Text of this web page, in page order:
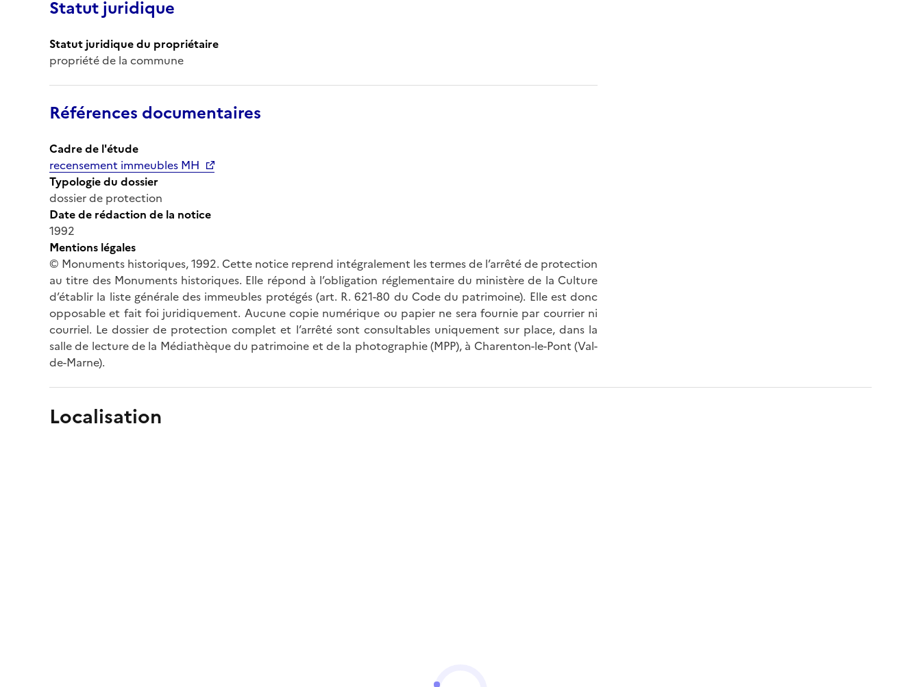
Statut juridique
Statut juridique du propriétaire
propriété de la commune
Références documentaires
Cadre de l'étude
recensement immeubles MH
Typologie du dossier
dossier de protection
Date de rédaction de la notice
1992
Mentions légales
© Monuments historiques, 1992. Cette notice reprend intégralement les termes de l’arrêté de protection
au titre des Monuments historiques. Elle répond à l’obligation réglementaire du ministère de la Culture
d’établir la liste générale des immeubles protégés (art. R. 621-80 du Code du patrimoine). Elle est donc
opposable et fait foi juridiquement. Aucune copie numérique ou papier ne sera fournie par courrier ni
courriel. Le dossier de protection complet et l’arrêté sont consultables uniquement sur place, dans la
salle de lecture de la Médiathèque du patrimoine et de la photographie (MPP), à Charenton-le-Pont (Val-
de-Marne).
Localisation